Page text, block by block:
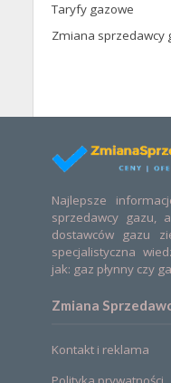
Taryfy gazowe
Zmiana sprzedawcy
Najlepsze
sprzedawcy gazu,
dostawców gazu
specjalistyczna
jak: gaz płynny czy
Zmiana
Kontakt i reklama